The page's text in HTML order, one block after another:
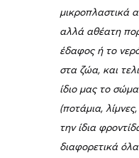
μικροπλαστικά
αλλά αθέατη
έδαφος ή το
στα ζώα, και
ίδιο μας το
(ποτάμια,
την ίδια
διαφορετικά